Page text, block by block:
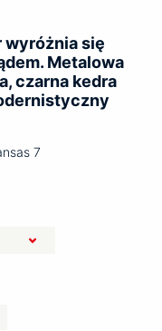
się
Metalowa
czarna kedra
7